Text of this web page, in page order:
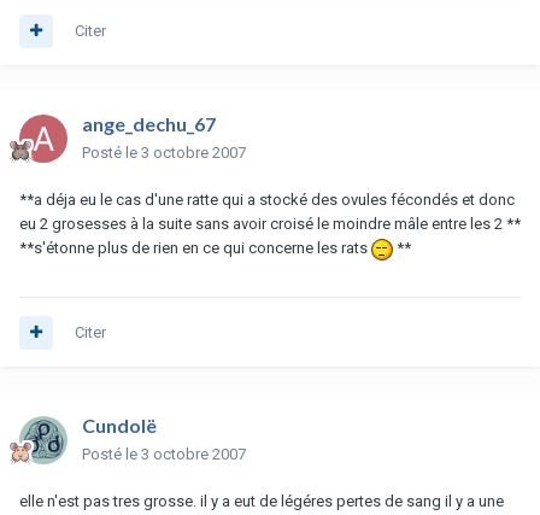
Citer
ange_dechu_67
Posté le 3 octobre 2007
**a déja eu le cas d'une ratte qui a stocké des ovules fécondés et donc
eu 2 grosesses à la suite sans avoir croisé le moindre mâle entre les 2 **
**s'étonne plus de rien en ce qui concerne les rats
**
Citer
Cundolë
Posté le 3 octobre 2007
elle n'est pas tres grosse. il y a eut de légéres pertes de sang il y a une